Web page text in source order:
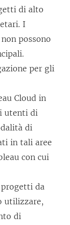
di alto
I
possono
per gli
Cloud in
utenti di
di
in tali aree
con cui
progetti da
utilizzare,
di